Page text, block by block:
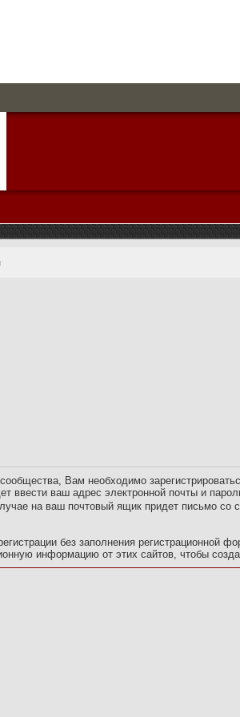
Вам необходимо
ввести ваш адрес электронной почты и
на ваш почтовый ящик придет письмо со
без заполнения регистрационной
информацию от этих сайтов, чтобы